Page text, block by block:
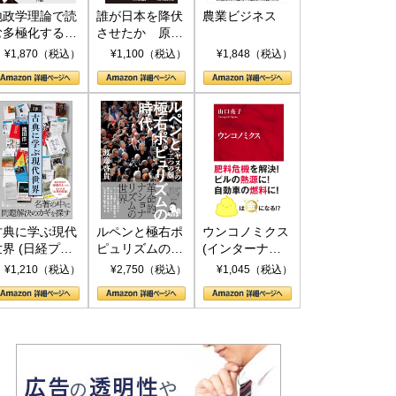
政学理論で読
多極化する世
トランプと
¥1,870（税込）
誰が日本を降伏
させたか 原爆
投下、ソ連参
(PHP新書)
¥1,100（税込）
農業ビジネス
¥1,848（税込）
典に学ぶ現代
界 (日経プレ
アシリーズ)
¥1,210（税込）
ルペンと極右ポ
ピュリズムの時
代：〈ヤヌス〉
¥2,750（税込）
ウンコノミクス
(インターナシ
ョナル新書)
¥1,045（税込）